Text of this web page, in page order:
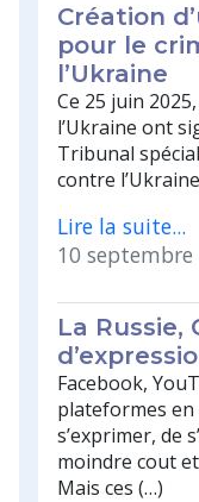
Création
pour le
l’Ukraine
Ce 25 juin
l’Ukraine ont
Tribunal
contre
Lire la suite...
10 septembre
La
Facebook,
plateformes
s’exprimer, de
moindre cout
Mais ces (…)